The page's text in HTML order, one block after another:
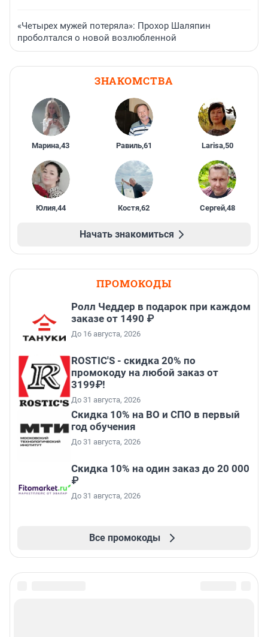
«Четырех мужей потеряла»: Прохор Шаляпин
проболтался о новой возлюбленной
ЗНАКОМСТВА
Марина,43 Равиль,61 Larisa,50
Юлия,44 Костя,62 Сергей,48
Начать знакомиться
ПРОМОКОДЫ
Ролл Чеддер в подарок при каждом
заказе от 1490 ₽
До 16 августа, 2026
ROSTIC'S - скидка 20% по
промокоду на любой заказ от
3199₽!
До 31 августа, 2026
Скидка 10% на ВО и СПО в первый
год обучения
До 31 августа, 2026
Скидка 10% на один заказ до 20 000
₽
До 31 августа, 2026
Все промокоды